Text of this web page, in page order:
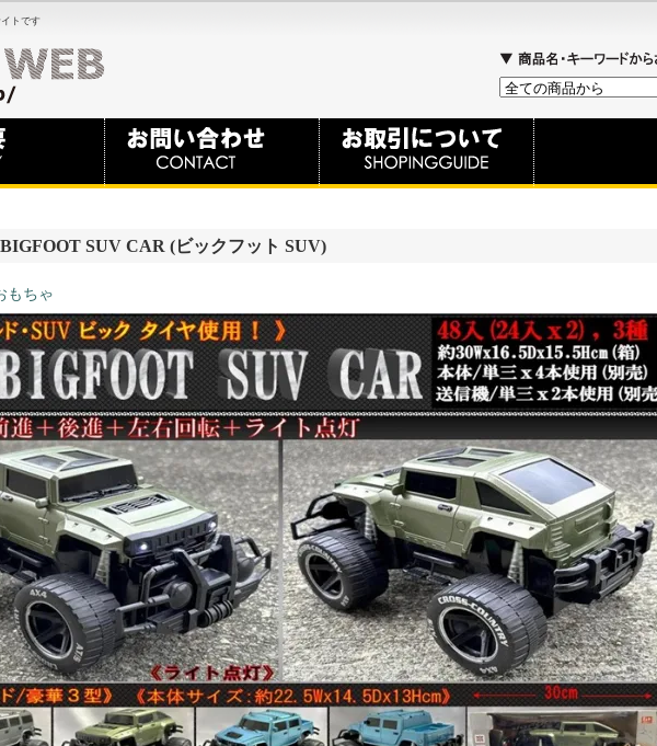
トです
SUV CAR (ビックフット SUV)
もちゃ